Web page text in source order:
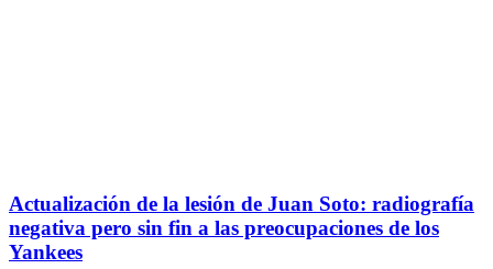
Actualización de la lesión de Juan Soto: radiografía
negativa pero sin fin a las preocupaciones de los
Yankees